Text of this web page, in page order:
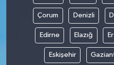
Çorum Denizli
Edirne Elazığ
Eskişehir